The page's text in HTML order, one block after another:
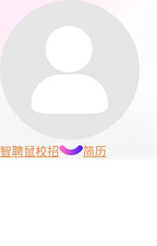
智聘鼠校招 简历